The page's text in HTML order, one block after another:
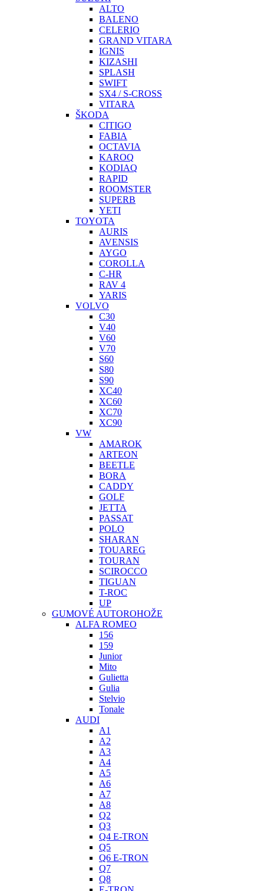
ALTO
BALENO
CELERIO
GRAND VITARA
IGNIS
KIZASHI
SPLASH
SWIFT
SX4 / S-CROSS
VITARA
ŠKODA
CITIGO
FABIA
OCTAVIA
KAROQ
KODIAQ
RAPID
ROOMSTER
SUPERB
YETI
TOYOTA
AURIS
AVENSIS
AYGO
COROLLA
C-HR
RAV 4
YARIS
VOLVO
C30
V40
V60
V70
S60
S80
S90
XC40
XC60
XC70
XC90
VW
AMAROK
ARTEON
BEETLE
BORA
CADDY
GOLF
JETTA
PASSAT
POLO
SHARAN
TOUAREG
TOURAN
SCIROCCO
TIGUAN
T-ROC
UP
GUMOVÉ AUTOROHOŽE
ALFA ROMEO
156
159
Junior
Mito
Gulietta
Gulia
Stelvio
Tonale
AUDI
A1
A2
A3
A4
A5
A6
A7
A8
Q2
Q3
Q4 E-TRON
Q5
Q6 E-TRON
Q7
Q8